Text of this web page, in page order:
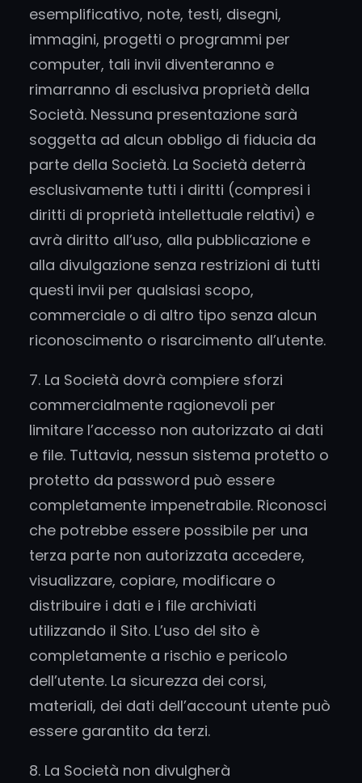
esemplificativo, note, testi, disegni,
immagini, progetti o programmi per
computer, tali invii diventeranno e
rimarranno di esclusiva proprietà della
Società. Nessuna presentazione sarà
soggetta ad alcun obbligo di fiducia da
parte della Società. La Società deterrà
esclusivamente tutti i diritti (compresi i
diritti di proprietà intellettuale relativi) e
avrà diritto all’uso, alla pubblicazione e
alla divulgazione senza restrizioni di tutti
questi invii per qualsiasi scopo,
commerciale o di altro tipo senza alcun
riconoscimento o risarcimento all’utente.
7. La Società dovrà compiere sforzi
commercialmente ragionevoli per
limitare l’accesso non autorizzato ai dati
e file. Tuttavia, nessun sistema protetto o
protetto da password può essere
completamente impenetrabile. Riconosci
che potrebbe essere possibile per una
terza parte non autorizzata accedere,
visualizzare, copiare, modificare o
distribuire i dati e i file archiviati
utilizzando il Sito. L’uso del sito è
completamente a rischio e pericolo
dell’utente. La sicurezza dei corsi,
materiali, dei dati dell’account utente può
essere garantito da terzi.
8. La Società non divulgherà